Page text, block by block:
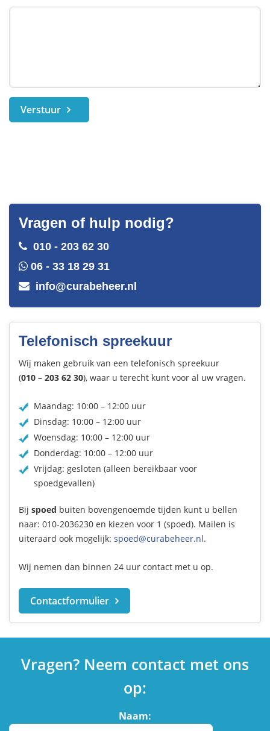
Verstuur
Vragen of hulp nodig?
010 - 203 62 30
06 - 33 18 29 31
info@curabeheer.nl
Telefonisch spreekuur
Wij maken gebruik van een telefonisch spreekuur
(010 – 203 62 30), waar u terecht kunt voor al uw vragen.
Maandag: 10:00 – 12:00 uur
Dinsdag: 10:00 – 12:00 uur
Woensdag: 10:00 – 12:00 uur
Donderdag: 10:00 – 12:00 uur
Vrijdag: gesloten (alleen bereikbaar voor
spoedgevallen)
Bij spoed buiten bovengenoemde tijden kunt u bellen
naar: 010-2036230 en kiezen voor 1 (spoed). Mailen is
uiteraard ook mogelijk: spoed@curabeheer.nl.
Wij nemen dan binnen 24 uur contact met u op.
Contactformulier
Vragen? Neem contact met ons
op:
Naam: